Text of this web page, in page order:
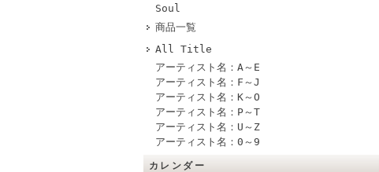
Soul
商品一覧
All Title
アーティスト名：A～E
アーティスト名：F～J
アーティスト名：K～O
アーティスト名：P～T
アーティスト名：U～Z
アーティスト名：0～9
カレンダー